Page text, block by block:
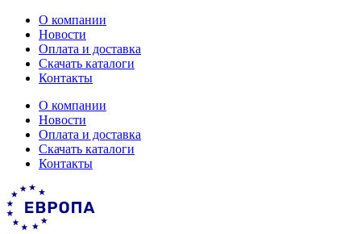
О компании
Новости
Оплата и доставка
Скачать каталоги
Контакты
О компании
Новости
Оплата и доставка
Скачать каталоги
Контакты